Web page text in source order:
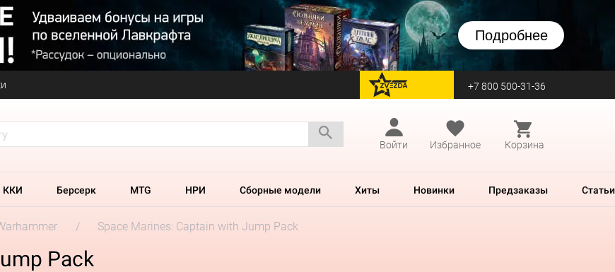
Подробнее
перейти на Zvezda +7 800 500-31-36
Войти
Избранное Корзина
ККИ Берсерк MTG НРИ Сборные модели Хиты Новинки Предзаказы Статьи
Space Marines: Captain with Jump Pack
Pack